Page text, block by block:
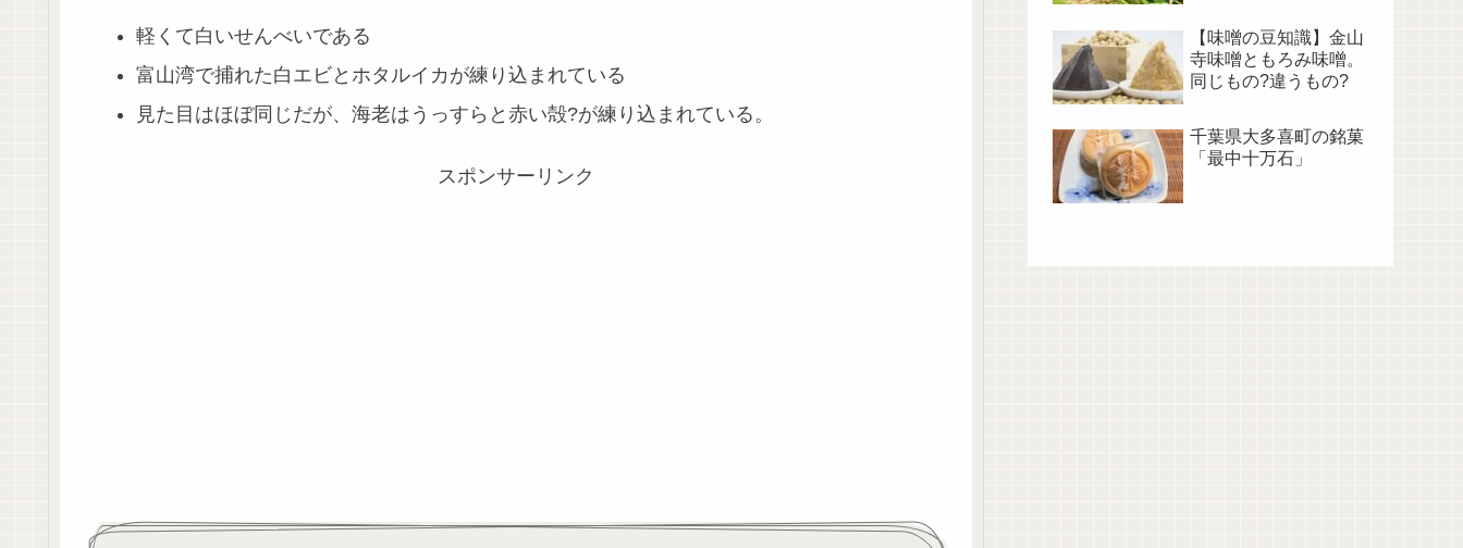
軽くて白いせんべいである
富山湾で捕れた白エビとホタルイカが練り込まれている
見た目はほぼ同じだが、海老はうっすらと赤い殻?が練り込まれている。
スポンサーリンク
【味噌の豆知識】金山
寺味噌ともろみ味噌。
同じもの?違うもの?
千葉県大多喜町の銘菓
「最中十万石」